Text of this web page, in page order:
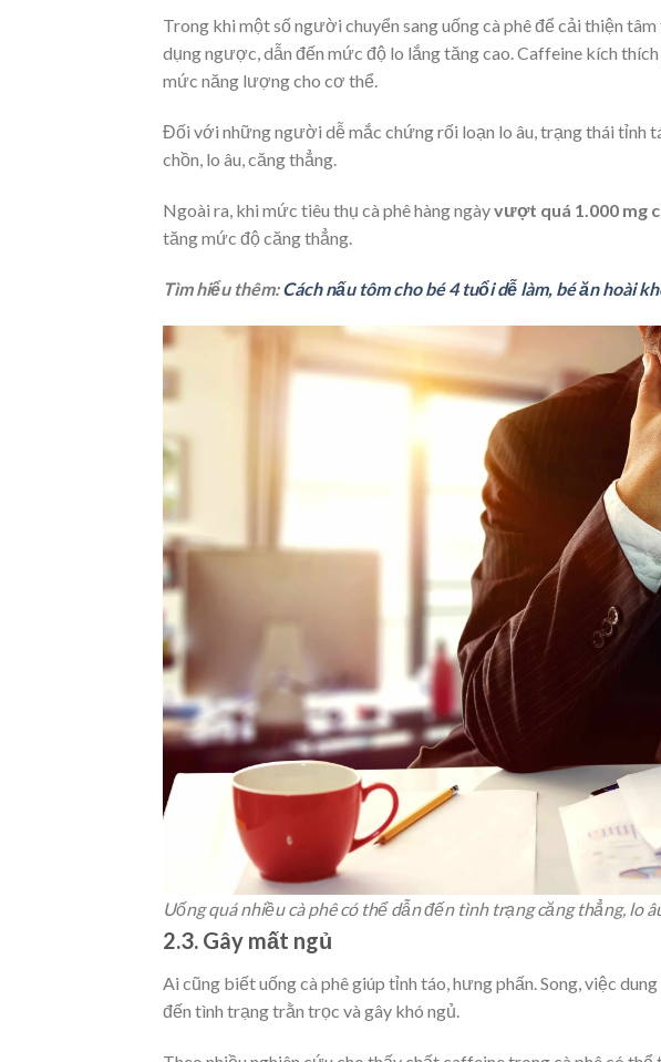
Trong khi một số người chuyển sang uống cà phê để cải thiện
dụng ngược, dẫn đến mức độ lo lắng tăng cao. Caffeine kích
mức năng lượng cho cơ thể.
Đối với những người dễ mắc chứng rối loạn lo âu, trạng thái tỉnh
chồn, lo âu, căng thẳng.
Ngoài ra, khi mức tiêu thụ cà phê hàng ngàyvượt quá 1.000 mg
tăng mức độ căng thẳng.
Tìm hiểu thêm:Cách nấu tôm cho bé 4 tuổi dễ làm, bé ăn hoài
Uống quá nhiều cà phê có thể dẫn đến tình trạng căng thẳng, lo
2.3. Gây mất ngủ
Ai cũng biết uống cà phê giúp tỉnh táo, hưng phấn. Song, việc
đến tình trạng trằn trọc và gây khó ngủ.